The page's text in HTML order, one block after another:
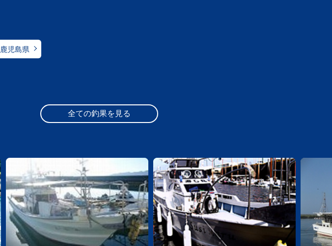
鹿児島県
全ての釣果を見る